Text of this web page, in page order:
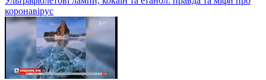
коронавірус